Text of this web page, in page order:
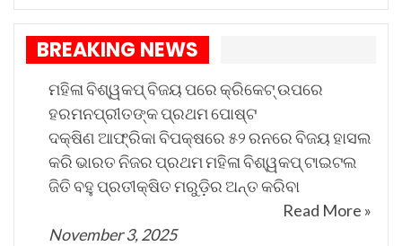
କରାଯାଇଛି।
ଦେଶୀ-ବିଦେଶୀ କମ୍ପାନୀ ଜିନ୍ଦଲ ଓ ପୋସ୍କୋ ସ୍ୱାର୍ଥରେ
ଗଣତାନ୍ତ୍ରିକ ଏବଂ ଶାନ୍ତିପୂର୍ଣ୍ଣ ଜନ ଆନ୍ଦୋଳନ ଉପରେ
ଦମନଲୀଳା ବିଜେପି ସରକାରଙ୍କ ଜନବିରୋଧୀ ଚରିତ୍ରର
ପର୍ଦ୍ଦାଫାଶ କରିଛି ବୋଲି ଅଭିଯୋଗ କରି ଅବିଳମ୍ବେ ଗିରଫ୍
ଆନ୍ଦୋଳନକାରୀ ମାନଙ୍କୁ ନିଃସର୍ତ୍ତ ଖଲାସ୍ ପାଇଁ ସଂଗଠନର
ରାଜ୍ୟ ଆବାହକ ନରେନ୍ଦ୍ର ମହାନ୍ତି ଦାବି କରିଛନ୍ତି।
BREAKING NEWS
ମହିଳା ବିଶ୍ୱକପ୍ ବିଜୟ ପରେ କ୍ରିକେଟ୍ ଉପରେ
ହରମନପ୍ରୀତଙ୍କ ପ୍ରଥମ ପୋଷ୍ଟ
ଦକ୍ଷିଣ ଆଫ୍ରିକା ବିପକ୍ଷରେ ୫୨ ରନରେ ବିଜୟ ହାସଲ
କରି ଭାରତ ନିଜର ପ୍ରଥମ ମହିଳା ବିଶ୍ୱକପ୍ ଟାଇଟଲ
ଜିତି ବହୁ ପ୍ରତୀକ୍ଷିତ ମରୁଡ଼ିର ଅନ୍ତ କରିବା
Read More »
November 3, 2025